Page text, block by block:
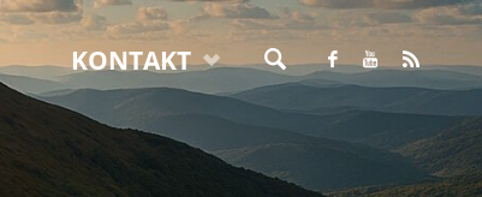
KONTAKT
SZUKAJ